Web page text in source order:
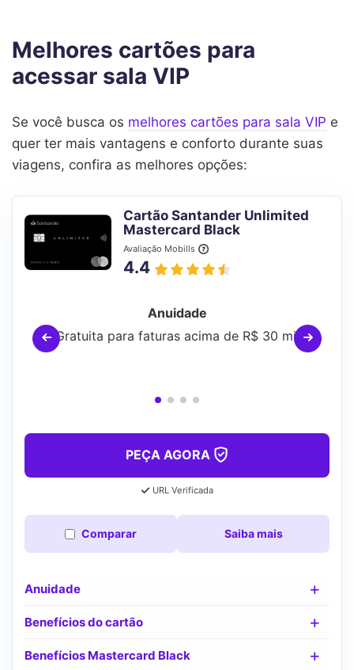
Melhores cartões para
acessar sala VIP
Se você busca os melhores cartões para sala VIP e
quer ter mais vantagens e conforto durante suas
viagens, confira as melhores opções:
Cartão Santander Unlimited
Mastercard Black
Avaliação Mobills
4.4
Anuidade
Gratuita para faturas acima de R$ 30 mil
PEÇA AGORA
URL Verificada
Comparar Saiba mais
Anuidade
Benefícios do cartão
Benefícios Mastercard Black